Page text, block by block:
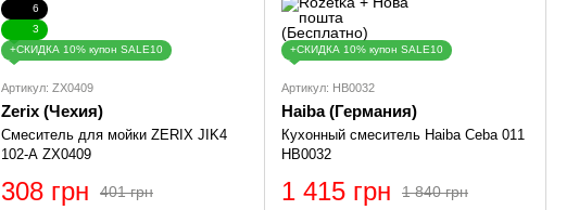
6
3
+СКИДКА 10% купон SALE10
Артикул: ZX0409
Zerix (Чехия)
Смеситель для мойки ZERIX JIK4
102-A ZX0409
401 грн
308 грн
+СКИДКА 10% купон SALE10
Артикул: HB0032
Haiba (Германия)
Кухонный смеситель Haiba Ceba 011
HB0032
1 840 грн
1 415 грн